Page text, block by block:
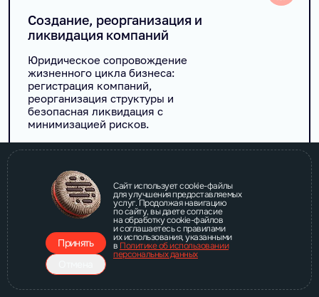
Сайт использует cookie-файлы
для улучшения предоставляемых
услуг. Продолжая навигацию
по сайту, вы даете согласие
на обработку cookie-файлов
и соглашаетесь с правилами
их использования, указанными
в Политике об использовании
персональных данных
Принять
Создание, реорганизация и
ликвидация компаний
Юридическое сопровождение
жизненного цикла бизнеса:
регистрация компаний,
реорганизация структуры и
безопасная ликвидация с
минимизацией рисков.
Сопровождение проверок
регуляторов